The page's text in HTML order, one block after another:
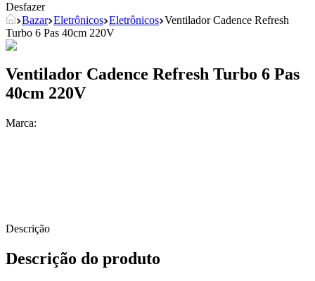
Desfazer
Bazar Eletrônicos Eletrônicos Ventilador Cadence Refresh
Turbo 6 Pas 40cm 220V
Ventilador Cadence Refresh Turbo 6 Pas
40cm 220V
Marca:
Descrição
Descrição do produto